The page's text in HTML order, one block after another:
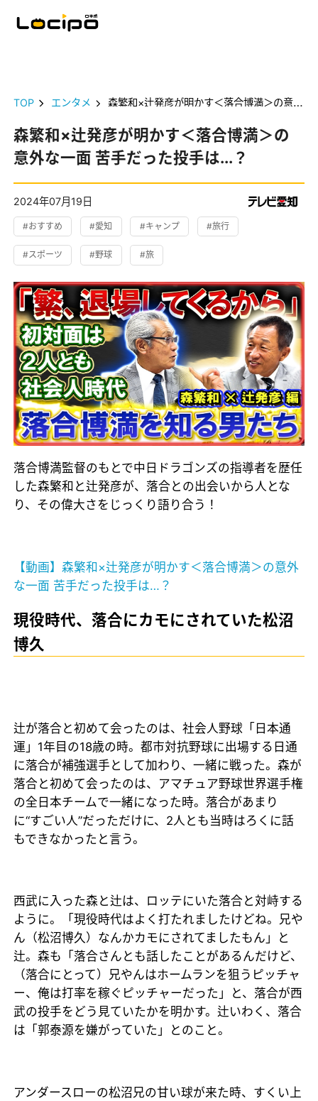
TOP エンタメ 森繁和×辻発彦が明かす＜落合博満＞の意外な一面 苦手だった投手は...？
森繁和×辻発彦が明かす＜落合博満＞の
意外な一面 苦手だった投手は...？
2024年07月19日
#おすすめ #愛知 #キャンプ #旅行
#スポーツ #野球 #旅
落合博満監督のもとで中日ドラゴンズの指導者を歴任
した森繁和と辻発彦が、落合との出会いから人とな
り、その偉大さをじっくり語り合う！
【動画】森繁和×辻発彦が明かす＜落合博満＞の意外
な一面 苦手だった投手は…？
現役時代、落合にカモにされていた松沼
博久
辻が落合と初めて会ったのは、社会人野球「日本通
運」1年目の18歳の時。都市対抗野球に出場する日通
に落合が補強選手として加わり、一緒に戦った。森が
落合と初めて会ったのは、アマチュア野球世界選手権
の全日本チームで一緒になった時。落合があまり
に“すごい人”だっただけに、2人とも当時はろくに話
もできなかったと言う。
西武に入った森と辻は、ロッテにいた落合と対峙する
ように。「現役時代はよく打たれましたけどね。兄や
ん（松沼博久）なんかカモにされてましたもん」と
辻。森も「落合さんとも話したことがあるんだけど、
（落合にとって）兄やんはホームランを狙うピッチャ
ー、俺は打率を稼ぐピッチャーだった」と、落合が西
武の投手をどう見ていたかを明かす。辻いわく、落合
は「郭泰源を嫌がっていた」とのこと。
アンダースローの松沼兄の甘い球が来た時、すくい上